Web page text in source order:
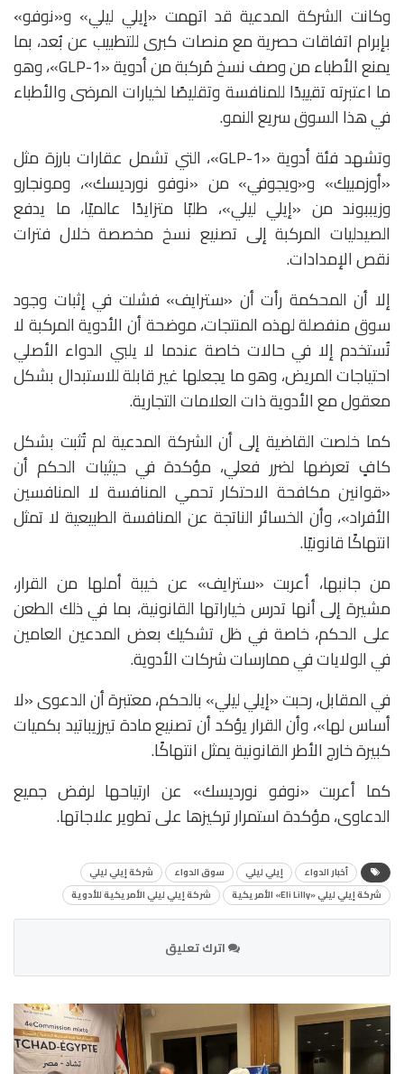
وكانت الشركة المدعية قد اتهمت «إيلي ليلي» و«نوفو»
بإبرام اتفاقات حصرية مع منصات كبرى للتطبيب عن بُعد، بما
يمنع الأطباء من وصف نسخ مُركبة من أدوية «GLP-1»، وهو
ما اعتبرته تقييدًا للمنافسة وتقليصًا لخيارات المرضى والأطباء
في هذا السوق سريع النمو.
وتشهد فئة أدوية «GLP-1»، التي تشمل عقارات بارزة مثل
«أوزمبيك» و«ويجوفي» من «نوفو نورديسك»، ومونجارو
وزيببوند من «إيلي ليلي»، طلبًا متزايدًا عالميًا، ما يدفع
الصيدليات المركبة إلى تصنيع نسخ مخصصة خلال فترات
نقص الإمدادات.
إلا أن المحكمة رأت أن «سترايف» فشلت في إثبات وجود
سوق منفصلة لهذه المنتجات، موضحة أن الأدوية المركبة لا
تُستخدم إلا في حالات خاصة عندما لا يلبي الدواء الأصلي
احتياجات المريض، وهو ما يجعلها غير قابلة للاستبدال بشكل
معقول مع الأدوية ذات العلامات التجارية.
كما خلصت القاضية إلى أن الشركة المدعية لم تُثبت بشكل
كافٍ تعرضها لضرر فعلي، مؤكدة في حيثيات الحكم أن
«قوانين مكافحة الاحتكار تحمي المنافسة لا المنافسين
الأفراد»، وأن الخسائر الناتجة عن المنافسة الطبيعية لا تمثل
انتهاكًا قانونيًا.
من جانبها، أعربت «سترايف» عن خيبة أملها من القرار،
مشيرة إلى أنها تدرس خياراتها القانونية، بما في ذلك الطعن
على الحكم، خاصة في ظل تشكيك بعض المدعين العامين
في الولايات في ممارسات شركات الأدوية.
في المقابل، رحبت «إيلي ليلي» بالحكم، معتبرة أن الدعوى «لا
أساس لها»، وأن القرار يؤكد أن تصنيع مادة تيرزيباتيد بكميات
كبيرة خارج الأطر القانونية يمثل انتهاكًا.
كما أعربت «نوفو نورديسك» عن ارتياحها لرفض جميع
الدعاوى، مؤكدة استمرار تركيزها على تطوير علاجاتها.
أخبار الدواء إيلي ليلي سوق الدواء
شركة إيلي ليلي
شركة إيلي ليلي «Eli Lilly» الأمريكية
شركة إيلي ليلي الأمريكية للأدوية
اترك تعليق